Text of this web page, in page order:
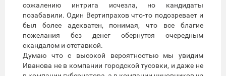
сожалению интрига исчезла, но кандидаты
позабавили. Один Вертипрахов что-то подозревает и
был более адекватен, понимая, что все благие
пожелания без денег обернутся очередным
скандалом и отставкой.
Думаю что с высокой вероятностью мы увидим
Иванова не в компании городской тусовки, и даже не